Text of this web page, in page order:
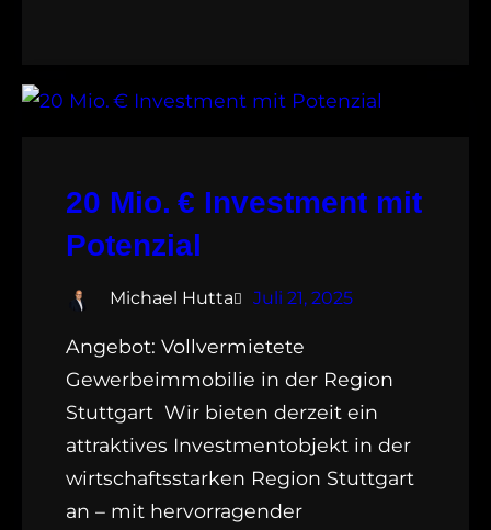
20 Mio. € Investment mit
Potenzial
Michael Hutta Juli 21, 2025
Angebot: Vollvermietete
Gewerbeimmobilie in der Region
Stuttgart Wir bieten derzeit ein
attraktives Investmentobjekt in der
wirtschaftsstarken Region Stuttgart
an – mit hervorragender